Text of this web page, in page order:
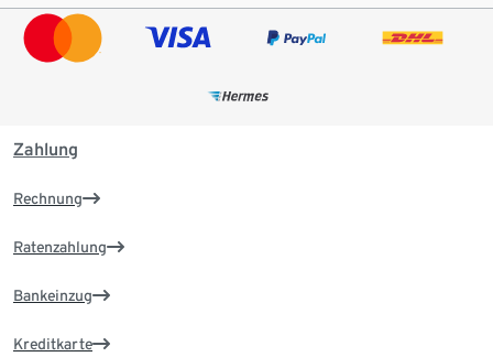
Zahlung
Rechnung
Ratenzahlung
Bankeinzug
Kreditkarte